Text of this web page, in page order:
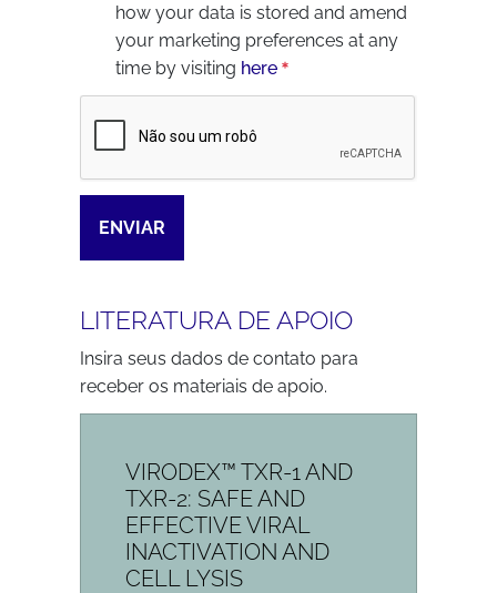
how your data is stored and amend
your marketing preferences at any
time by visiting here
ENVIAR
LITERATURA DE APOIO
Insira seus dados de contato para
receber os materiais de apoio.
VIRODEX™ TXR-1 AND
TXR-2: SAFE AND
EFFECTIVE VIRAL
INACTIVATION AND
CELL LYSIS